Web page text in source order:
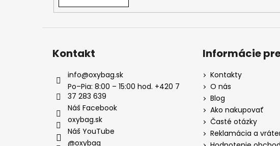
Kontakt
info@oxybag.sk
Po–Pia: 8:00 – 15:00 hod. +420 7
37 283 639
Náš Facebook
oxybag.sk
Náš YouTube
@oxybag
Informácie
Kontakty
O nás
Blog
Ako nakupovať
Časté otázky
Reklamácia a